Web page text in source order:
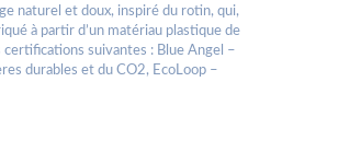
naturel et doux, inspiré du rotin, qui,
à partir d’un matériau plastique de
suivantes : Blue Angel –
durables et du CO2, EcoLoop –